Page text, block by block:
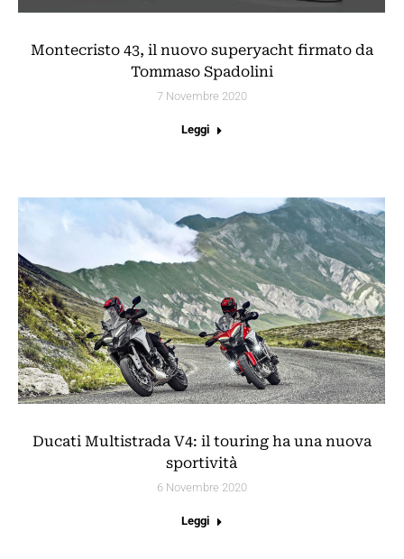
Montecristo 43, il nuovo superyacht firmato da
Tommaso Spadolini
7 Novembre 2020
Leggi
Ducati Multistrada V4: il touring ha una nuova
sportività
6 Novembre 2020
Leggi